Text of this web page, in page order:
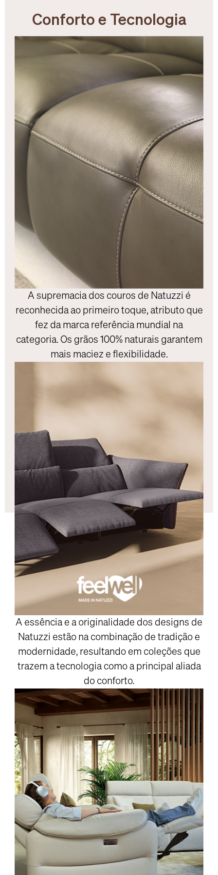
Conforto e Tecnologia
A supremacia dos couros de Natuzzi é
reconhecida ao primeiro toque, atributo que
fez da marca referência mundial na
categoria. Os grãos 100% naturais garantem
mais maciez e flexibilidade.
A essência e a originalidade dos designs de
Natuzzi estão na combinação de tradição e
modernidade, resultando em coleções que
trazem a tecnologia como a principal aliada
do conforto.